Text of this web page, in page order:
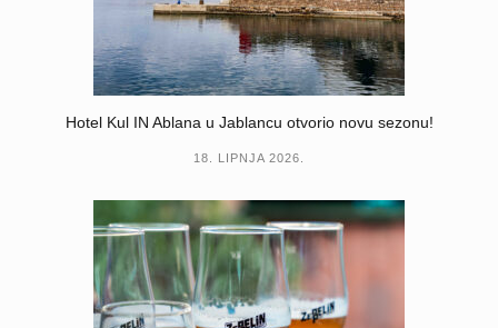
Hotel Kul IN Ablana u Jablancu otvorio novu sezonu!
18. LIPNJA 2026.